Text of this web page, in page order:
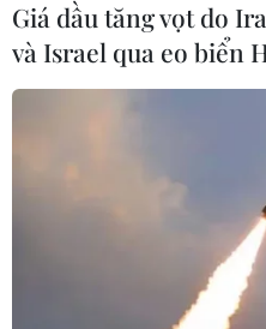
Đưa tranh AI vào nhóm
Sẵn sàng cho Lễ hội Việt
Quốc thành phố Đà Nẵng
Giá dầu tăng vọt do
và Israel qua eo biển